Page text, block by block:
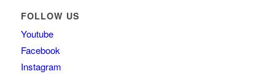
FOLLOW US
Youtube
Facebook
Instagram